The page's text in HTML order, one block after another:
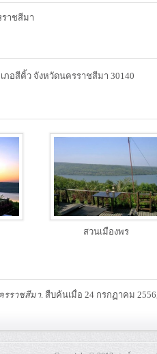
าชสีมา
ภอสีคิ้ว จังหวัดนครราชสีมา 30140
สวนเมืองพร
รราชสีมา. สืบค้นเมื่อ 24 กรกฏาคม